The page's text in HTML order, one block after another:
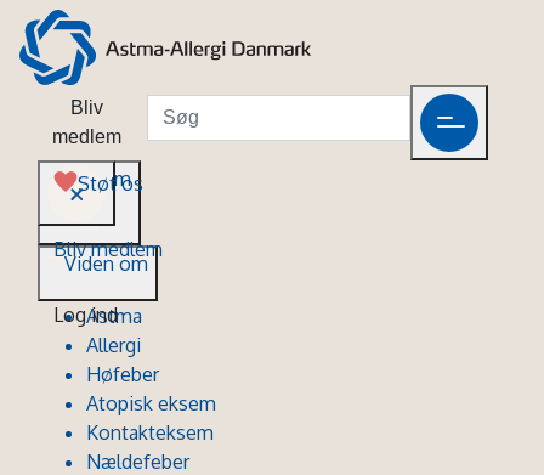
Bliv
medlem
Støt os
Bliv medlem
Log ind
Viden om
Viden om
Astma
Allergi
Høfeber
Atopisk eksem
Kontakteksem
Nældefeber